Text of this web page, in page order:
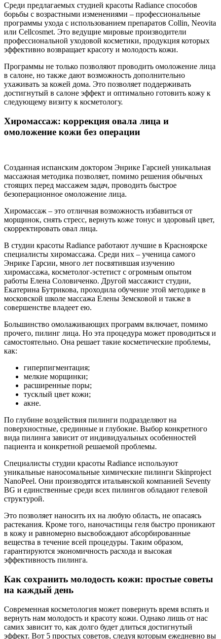
Среди предлагаемых студией красоты Radiance способов
борьбы с возрастными изменениями – профессиональные
программы ухода с использованием препаратов Collin, Neovita
или Сellcosmet. Это ведущие мировые производители
профессиональной уходовой косметики, продукция которых
эффективно возвращает красоту и молодость кожи.
Программы не только позволяют проводить омоложение лица
в салоне, но также дают возможность дополнительно
ухаживать за кожей дома. Это позволяет поддерживать
достигнутый в салоне эффект и оптимально готовить кожу к
следующему визиту к косметологу.
Хиромассаж: коррекция овала лица и
омоложение кожи без операции
Созданная испанским доктором Энрике Гарсией уникальная
массажная методика позволяет, помимо решения обычных
стоящих перед массажем задач, проводить быстрое
безоперационное омоложение лица.
Хиромассаж – это отличная возможность избавиться от
морщинок, снять стресс, вернуть коже тонус и здоровый цвет,
скорректировать овал лица.
В студии красоты Radiance работают лучшие в Красноярске
специалисты хиромассажа. Среди них – ученица самого
Энрике Гарсии, много лет посвятившая изучению
хиромассажа, косметолог-эстетист с огромным опытом
работы Елена Соловиченко. Другой массажист студии,
Екатерина Бутрикова, проходила обучение этой методике в
московской школе массажа Елены Земсковой и также в
совершенстве владеет ею.
Большинство омолаживающих программ включает, помимо
прочего, пилинг лица. Но эта процедура может проводиться и
самостоятельно. Она решает такие косметические проблемы,
как:
гиперпигментация;
мелкие морщинки;
расширенные поры;
тусклый цвет кожи;
акне.
По глубине воздействия пилинги подразделяют на
поверхностные, срединные и глубокие. Выбор конкретного
вида пилинга зависит от индивидуальных особенностей
пациента и конкретной решаемой проблемы.
Специалисты студии красоты Radiance используют
уникальные наносомальные химические пилинги Skinproject
NanoPeel. Они производятся итальянской компанией Seventy
BG и единственные среди всех пилингов обладают гелевой
структурой.
Это позволяет наносить их на любую область, не опасаясь
растекания. Кроме того, наночастицы геля быстро проникают
в кожу и равномерно высвобождают абсорбированные
вещества в течение всей процедуры. Таким образом,
гарантируются экономичность расхода и высокая
эффективность пилинга.
Как сохранить молодость кожи: простые советы
на каждый день
Современная косметология может повернуть время вспять и
вернуть нам молодость и красоту кожи. Однако лишь от нас
самих зависит то, как долго будет длиться достигнутый
эффект. Вот 5 простых советов, следуя которым ежедневно вы